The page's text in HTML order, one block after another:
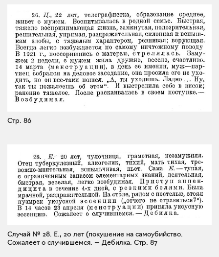
Стр. 86
Случай № 28. Е., 20 лет (покушение на самоубийство.
Сожалеет о случившемся. — Дебилка. Стр. 87